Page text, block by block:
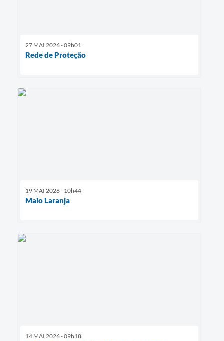
27 MAI 2026 - 09h01
Rede de Proteção
19 MAI 2026 - 10h44
Maio Laranja
14 MAI 2026 - 09h18